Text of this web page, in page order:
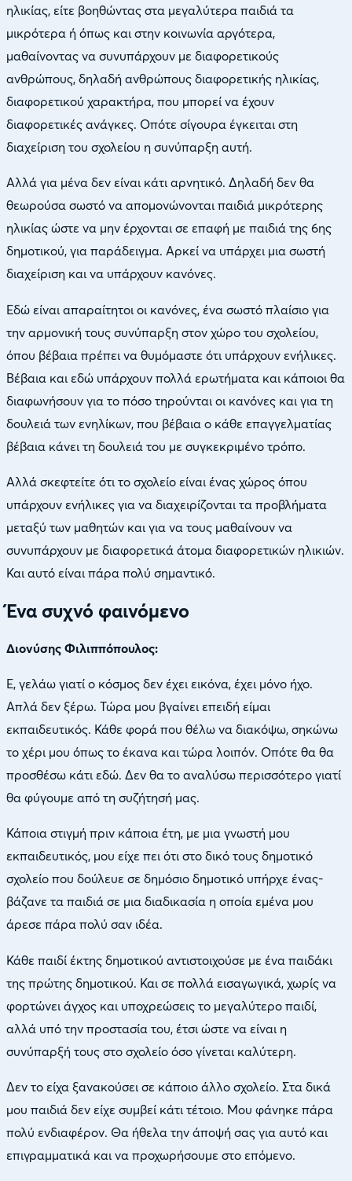
ηλικίας, είτε βοηθώντας στα μεγαλύτερα παιδιά τα
μικρότερα ή όπως και στην κοινωνία αργότερα,
μαθαίνοντας να συνυπάρχουν με διαφορετικούς
ανθρώπους, δηλαδή ανθρώπους διαφορετικής ηλικίας,
διαφορετικού χαρακτήρα, που μπορεί να έχουν
διαφορετικές ανάγκες. Οπότε σίγουρα έγκειται στη
διαχείριση του σχολείου η συνύπαρξη αυτή.
Αλλά για μένα δεν είναι κάτι αρνητικό. Δηλαδή δεν θα
θεωρούσα σωστό να απομονώνονται παιδιά μικρότερης
ηλικίας ώστε να μην έρχονται σε επαφή με παιδιά της 6ης
δημοτικού, για παράδειγμα. Αρκεί να υπάρχει μια σωστή
διαχείριση και να υπάρχουν κανόνες.
Εδώ είναι απαραίτητοι οι κανόνες, ένα σωστό πλαίσιο για
την αρμονική τους συνύπαρξη στον χώρο του σχολείου,
όπου βέβαια πρέπει να θυμόμαστε ότι υπάρχουν ενήλικες.
Βέβαια και εδώ υπάρχουν πολλά ερωτήματα και κάποιοι θα
διαφωνήσουν για το πόσο τηρούνται οι κανόνες και για τη
δουλειά των ενηλίκων, που βέβαια ο κάθε επαγγελματίας
βέβαια κάνει τη δουλειά του με συγκεκριμένο τρόπο.
Αλλά σκεφτείτε ότι το σχολείο είναι ένας χώρος όπου
υπάρχουν ενήλικες για να διαχειρίζονται τα προβλήματα
μεταξύ των μαθητών και για να τους μαθαίνουν να
συνυπάρχουν με διαφορετικά άτομα διαφορετικών ηλικιών.
Και αυτό είναι πάρα πολύ σημαντικό.
Ένα συχνό φαινόμενο
Διονύσης Φιλιππόπουλος:
Ε, γελάω γιατί ο κόσμος δεν έχει εικόνα, έχει μόνο ήχο.
Απλά δεν ξέρω. Τώρα μου βγαίνει επειδή είμαι
εκπαιδευτικός. Κάθε φορά που θέλω να διακόψω, σηκώνω
το χέρι μου όπως το έκανα και τώρα λοιπόν. Οπότε θα θα
προσθέσω κάτι εδώ. Δεν θα το αναλύσω περισσότερο γιατί
θα φύγουμε από τη συζήτησή μας.
Κάποια στιγμή πριν κάποια έτη, με μια γνωστή μου
εκπαιδευτικός, μου είχε πει ότι στο δικό τους δημοτικό
σχολείο που δούλευε σε δημόσιο δημοτικό υπήρχε ένας-
βάζανε τα παιδιά σε μια διαδικασία η οποία εμένα μου
άρεσε πάρα πολύ σαν ιδέα.
Κάθε παιδί έκτης δημοτικού αντιστοιχούσε με ένα παιδάκι
της πρώτης δημοτικού. Και σε πολλά εισαγωγικά, χωρίς να
φορτώνει άγχος και υποχρεώσεις το μεγαλύτερο παιδί,
αλλά υπό την προστασία του, έτσι ώστε να είναι η
συνύπαρξή τους στο σχολείο όσο γίνεται καλύτερη.
Δεν το είχα ξανακούσει σε κάποιο άλλο σχολείο. Στα δικά
μου παιδιά δεν είχε συμβεί κάτι τέτοιο. Μου φάνηκε πάρα
πολύ ενδιαφέρον. Θα ήθελα την άποψή σας για αυτό και
επιγραμματικά και να προχωρήσουμε στο επόμενο.